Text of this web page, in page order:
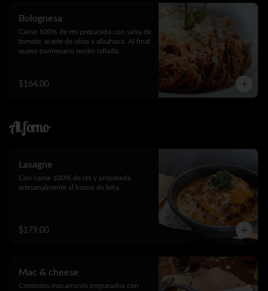
Bolognesa
Carne 100% de res preparada con salsa de
tomate, aceite de oliva y albahaca. Al final
queso parmesano recién rallado.
$164.00
Al forno
Lasagne
Con carne 100% de res y preparada
artesanalmente al horno de leña.
$179.00
Mac & cheese
Cremosos macarrones preparados con